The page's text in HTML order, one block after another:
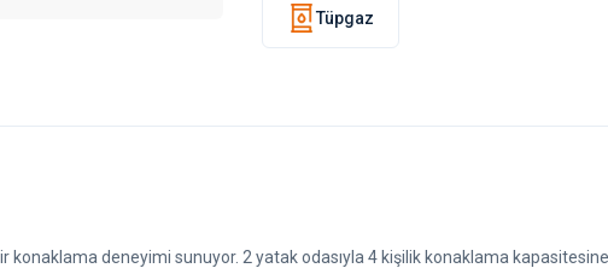
Tüpgaz
konaklama deneyimi sunuyor. 2 yatak odasıyla 4 kişilik konaklama